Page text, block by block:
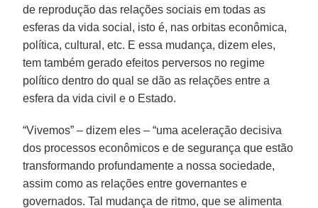
de reprodução das relações sociais em todas as
esferas da vida social, isto é, nas orbitas econômica,
política, cultural, etc. E essa mudança, dizem eles,
tem também gerado efeitos perversos no regime
político dentro do qual se dão as relações entre a
esfera da vida civil e o Estado.
“Vivemos” – dizem eles – “uma aceleração decisiva
dos processos econômicos e de segurança que estão
transformando profundamente a nossa sociedade,
assim como as relações entre governantes e
governados. Tal mudança de ritmo, que se alimenta